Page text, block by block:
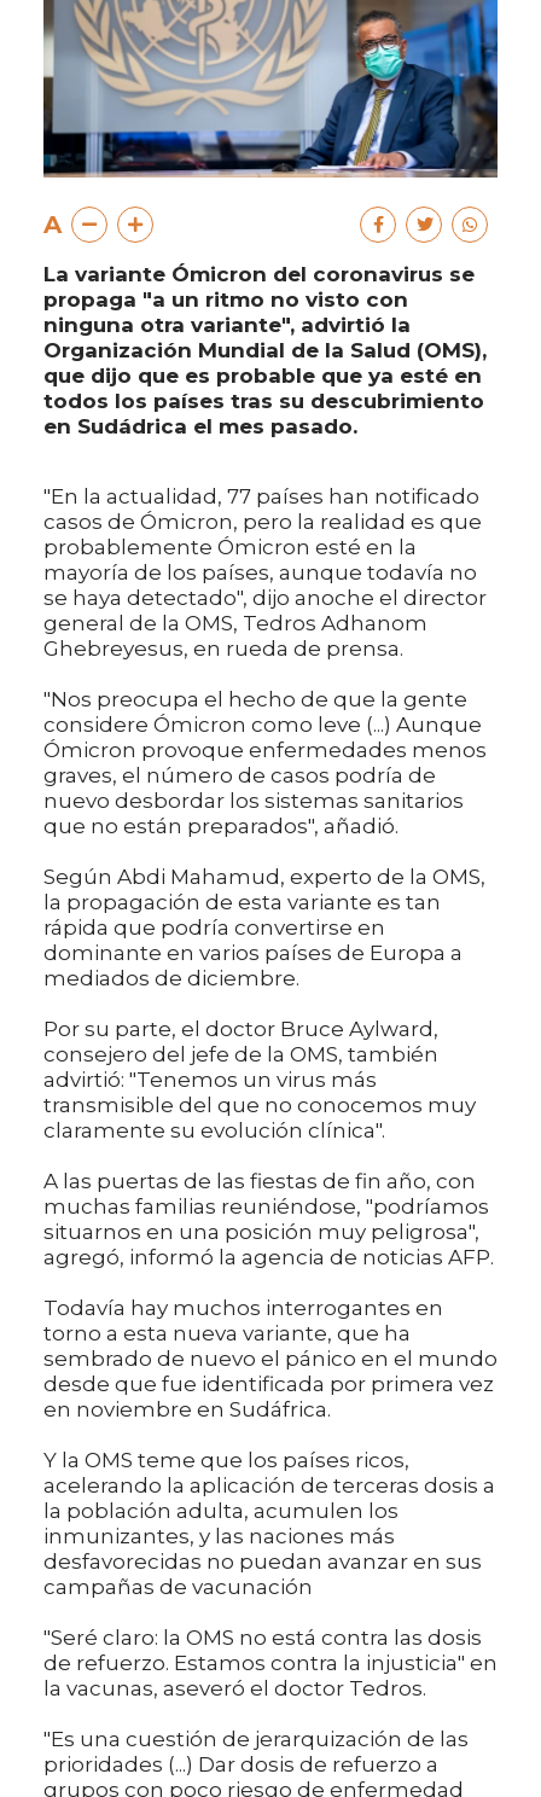
A
La variante Ómicron del coronavirus se
propaga "a un ritmo no visto con
ninguna otra variante", advirtió la
Organización Mundial de la Salud (OMS),
que dijo que es probable que ya esté en
todos los países tras su descubrimiento
en Sudádrica el mes pasado.
"En la actualidad, 77 países han notificado
casos de Ómicron, pero la realidad es que
probablemente Ómicron esté en la
mayoría de los países, aunque todavía no
se haya detectado", dijo anoche el director
general de la OMS, Tedros Adhanom
Ghebreyesus, en rueda de prensa.
"Nos preocupa el hecho de que la gente
considere Ómicron como leve (...) Aunque
Ómicron provoque enfermedades menos
graves, el número de casos podría de
nuevo desbordar los sistemas sanitarios
que no están preparados", añadió.
Según Abdi Mahamud, experto de la OMS,
la propagación de esta variante es tan
rápida que podría convertirse en
dominante en varios países de Europa a
mediados de diciembre.
Por su parte, el doctor Bruce Aylward,
consejero del jefe de la OMS, también
advirtió: "Tenemos un virus más
transmisible del que no conocemos muy
claramente su evolución clínica".
A las puertas de las fiestas de fin año, con
muchas familias reuniéndose, "podríamos
situarnos en una posición muy peligrosa",
agregó, informó la agencia de noticias AFP.
Todavía hay muchos interrogantes en
torno a esta nueva variante, que ha
sembrado de nuevo el pánico en el mundo
desde que fue identificada por primera vez
en noviembre en Sudáfrica.
Y la OMS teme que los países ricos,
acelerando la aplicación de terceras dosis a
la población adulta, acumulen los
inmunizantes, y las naciones más
desfavorecidas no puedan avanzar en sus
campañas de vacunación
"Seré claro: la OMS no está contra las dosis
de refuerzo. Estamos contra la injusticia" en
la vacunas, aseveró el doctor Tedros.
"Es una cuestión de jerarquización de las
prioridades (...) Dar dosis de refuerzo a
grupos con poco riesgo de enfermedad